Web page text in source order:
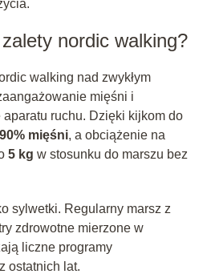
nordic walking?
walking nad zwykłym
mięśni i
ruchu. Dzięki kijkom do
mięśni, a obciążenie na
5 kg w stosunku do marszu bez
sylwetki. Regularny marsz z
zdrowotne mierzone w
liczne programy
ostatnich lat.